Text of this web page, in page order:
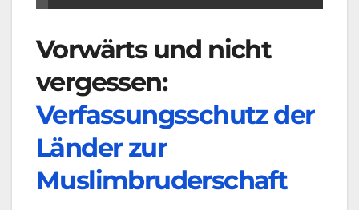
Vorwärts und nicht
vergessen:
Verfassungsschutz der
Länder zur
Muslimbruderschaft